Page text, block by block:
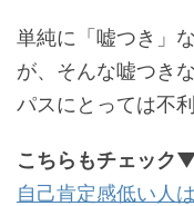
単純に「嘘つき」
が、そんな嘘つき
パスにとっては不
こちらもチェック
自己肯定感低い人